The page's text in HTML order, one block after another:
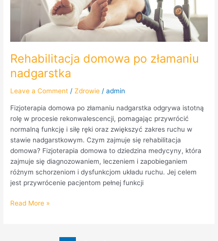
Rehabilitacja domowa po złamaniu
nadgarstka
Leave a Comment /Zdrowie /admin
Fizjoterapia domowa po złamaniu nadgarstka odgrywa istotną
rolę w procesie rekonwalescencji, pomagając przywrócić
normalną funkcję i siłę ręki oraz zwiększyć zakres ruchu w
stawie nadgarstkowym. Czym zajmuje się rehabilitacja
domowa? Fizjoterapia domowa to dziedzina medycyny, która
zajmuje się diagnozowaniem, leczeniem i zapobieganiem
różnym schorzeniom i dysfunkcjom układu ruchu. Jej celem
jest przywrócenie pacjentom pełnej funkcji
Read More »